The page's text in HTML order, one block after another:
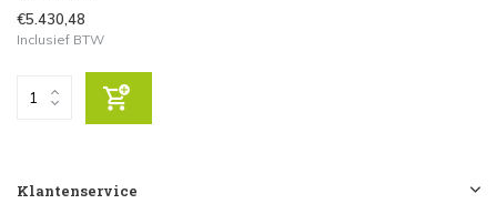
€5.430,48
Inclusief BTW
Klantenservice